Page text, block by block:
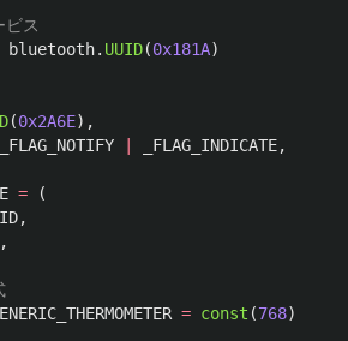
bluetooth. UUID(0x181A)
(0x2A6E),
_FLAG_NOTIFY _FLAG_INDICATE,
=
(
,
= const (768)